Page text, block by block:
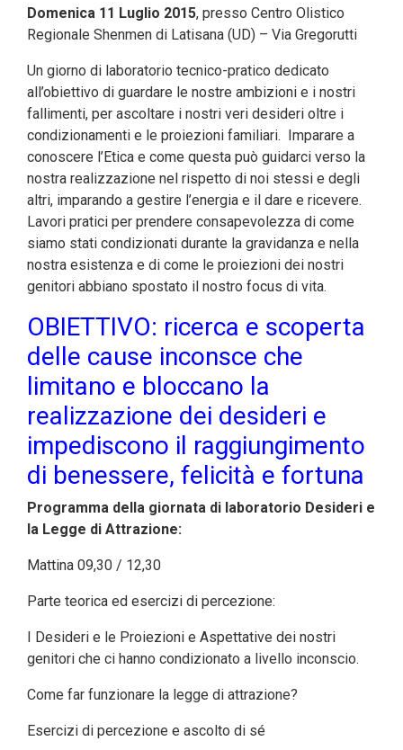
Domenica 11 Luglio 2015, presso Centro Olistico
Regionale Shenmen di Latisana (UD) – Via Gregorutti
Un giorno di laboratorio tecnico-pratico dedicato
all’obiettivo di guardare le nostre ambizioni e i nostri
fallimenti, per ascoltare i nostri veri desideri oltre i
condizionamenti e le proiezioni familiari. Imparare a
conoscere l’Etica e come questa può guidarci verso la
nostra realizzazione nel rispetto di noi stessi e degli
altri, imparando a gestire l’energia e il dare e ricevere.
Lavori pratici per prendere consapevolezza di come
siamo stati condizionati durante la gravidanza e nella
nostra esistenza e di come le proiezioni dei nostri
genitori abbiano spostato il nostro focus di vita.
OBIETTIVO: ricerca e scoperta
delle cause inconsce che
limitano e bloccano la
realizzazione dei desideri e
impediscono il raggiungimento
di benessere, felicità e fortuna
Programma della giornata di laboratorio Desideri e
la Legge di Attrazione:
Mattina 09,30 / 12,30
Parte teorica ed esercizi di percezione:
I Desideri e le Proiezioni e Aspettative dei nostri
genitori che ci hanno condizionato a livello inconscio.
Come far funzionare la legge di attrazione?
Esercizi di percezione e ascolto di sé